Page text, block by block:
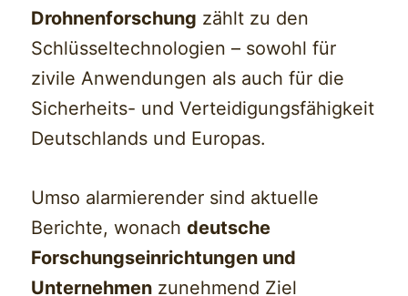
Drohnenforschung zählt zu den
Schlüsseltechnologien – sowohl für
zivile Anwendungen als auch für die
Sicherheits- und Verteidigungsfähigkeit
Deutschlands und Europas.
Umso alarmierender sind aktuelle
Berichte, wonachdeutsche
Forschungseinrichtungen und
Unternehmen zunehmend Ziel